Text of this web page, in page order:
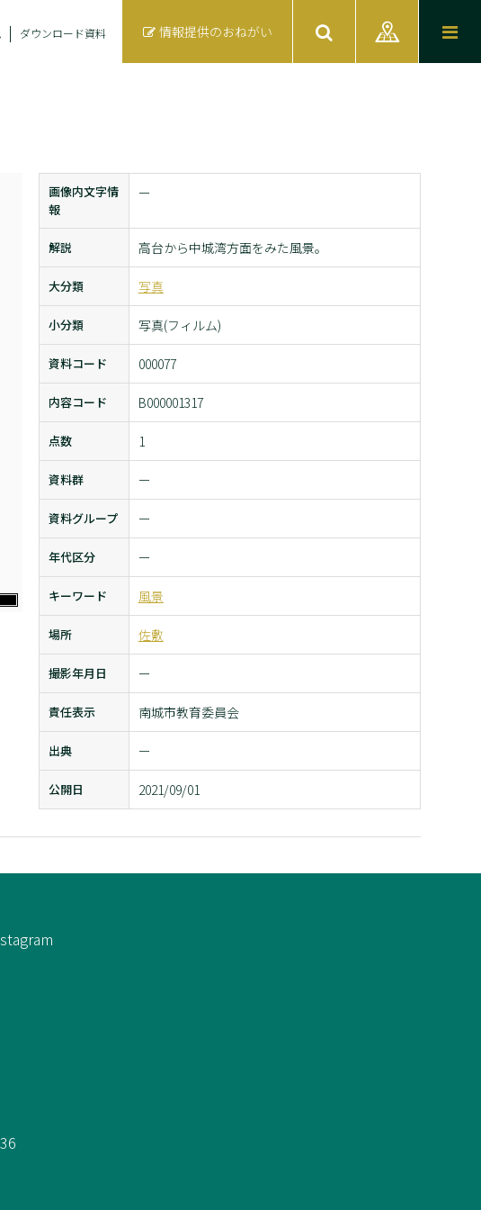
ダウンロード資料 情報提供のおねがい
画像内文字情
報
ー
解説 高台から中城湾方面をみた風景。
大分類 写真
小分類 写真(フィルム)
資料コード 000077
内容コード B000001317
点数 1
資料群 ー
資料グループ ー
年代区分 ー
キーワード 風景
場所 佐敷
撮影年月日 ー
責任表示 南城市教育委員会
出典 ー
公開日 2021/09/01